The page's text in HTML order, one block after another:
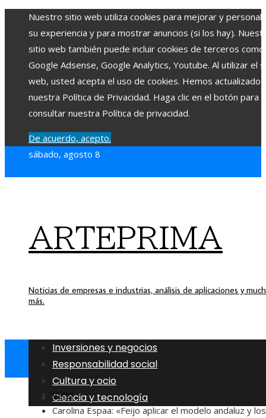
Nuestro sitio web utiliza cookies para mejorar y
su experiencia y para mostrar anuncios (si los hay).
sitio web también puede incluir cookies de terceros como
Google Adsense, Google Analytics, Youtube. Al utilizar el
web, usted acepta el uso de cookies. Hemos actualizado
nuestra Política de Privacidad. Haga clic en el botón para
consultar nuestra Política de privacidad.
De acuerdo, acepto.
sábado, agosto 8
ARTEPRIMA
Noticias de empresas e industrias, análisis de aplicaciones y
más.
Inversiones y negocios
Responsabilidad social
Cultura y ocio
Ciencia y tecnología
Inicio
Carolina Espaa: «Feijo aplicar el modelo andaluz y los